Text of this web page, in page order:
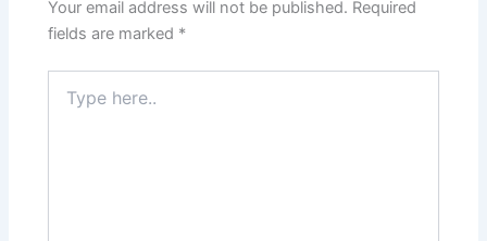
Your email address will not be published. Required
fields are marked *
here..